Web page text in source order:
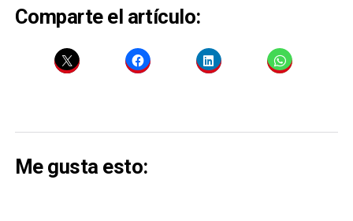
Comparte el artículo:
Me gusta esto: